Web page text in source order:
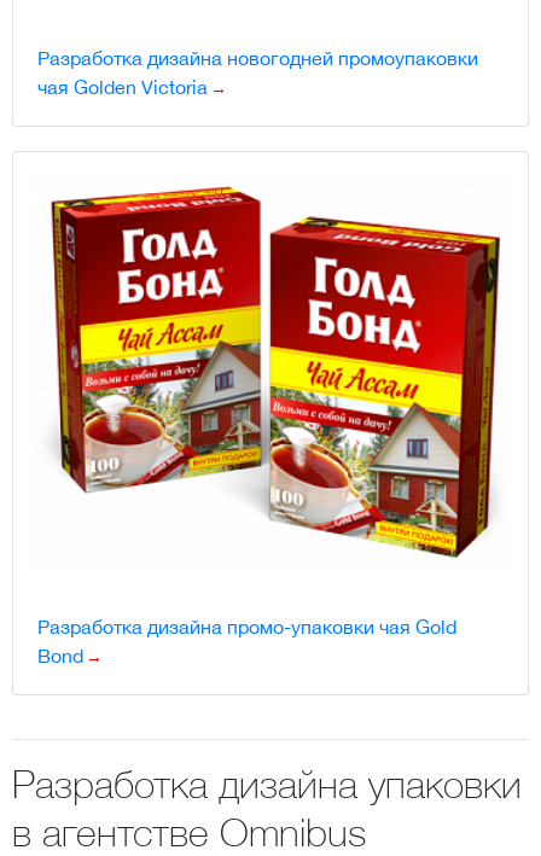
Разработка дизайна новогодней промоупаковки
чая Golden Victoria
Разработка дизайна промо-упаковки чая Gold
Bond
Разработка дизайна упаковки
в агентстве Omnibus